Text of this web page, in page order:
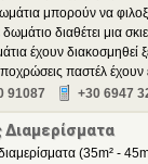
μπορούν να
διαθέτει μια
έχουν διακοσμηθεί
παστέλ
91087
+30 6947
Διαμερίσματα
(35m² -